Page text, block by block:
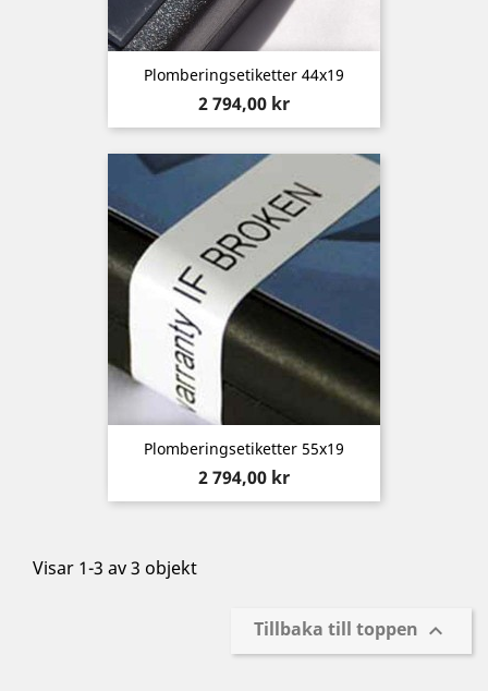
Plomberingsetiketter 44x19
Pris
2 794,00 kr
Plomberingsetiketter 55x19
Pris
2 794,00 kr
Visar 1-3 av 3 objekt
Tillbaka till toppen 